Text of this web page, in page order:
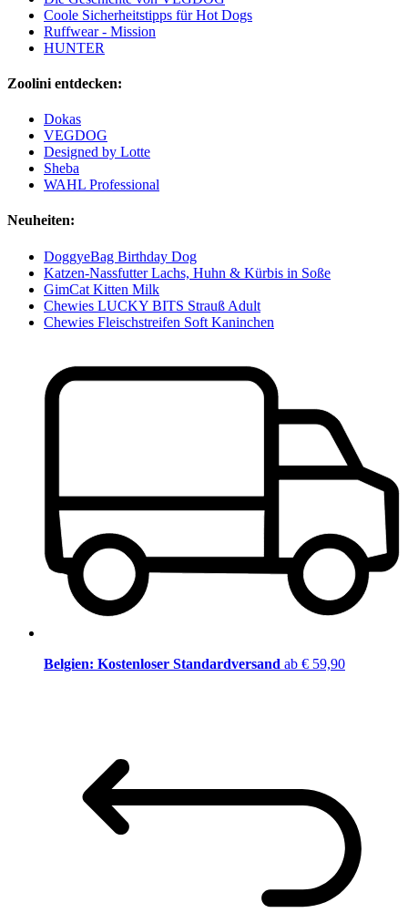
Coole Sicherheitstipps für Hot Dogs
Ruffwear - Mission
HUNTER
Zoolini entdecken:
Dokas
VEGDOG
Designed by Lotte
Sheba
WAHL Professional
Neuheiten:
DoggyeBag Birthday Dog
Katzen-Nassfutter Lachs, Huhn & Kürbis in Soße
GimCat Kitten Milk
Chewies LUCKY BITS Strauß Adult
Chewies Fleischstreifen Soft Kaninchen
Belgien: Kostenloser Standardversand ab € 59,90